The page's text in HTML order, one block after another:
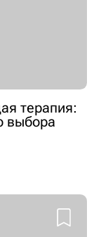
терапия:
выбора